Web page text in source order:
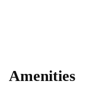
Amenities